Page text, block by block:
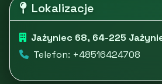
Lokalizacje
Jażyniec 68, 64-225
Telefon: +48516424708